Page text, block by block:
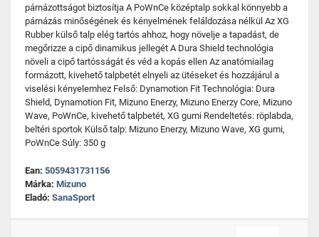
párnázottságot biztosítja A PoWnCe középtalp sokkal könnyebb a
párnázás minőségének és kényelmének feláldozása nélkül Az XG
Rubber külső talp elég tartós ahhoz, hogy növelje a tapadást, de
megőrizze a cipő dinamikus jellegét A Dura Shield technológia
növeli a cipő tartósságát és véd a kopás ellen Az anatómiailag
formázott, kivehető talpbetét elnyeli az ütéseket és hozzájárul a
viselési kényelemhez Felső: Dynamotion Fit Technológia: Dura
Shield, Dynamotion Fit, Mizuno Enerzy, Mizuno Enerzy Core, Mizuno
Wave, PoWnCe, kivehető talpbetét, XG gumi Rendeltetés: röplabda,
beltéri sportok Külső talp: Mizuno Enerzy, Mizuno Wave, XG gumi,
PoWnCe Súly: 350 g
Ean: 5059431731156
Márka: Mizuno
Eladó: SanaSport